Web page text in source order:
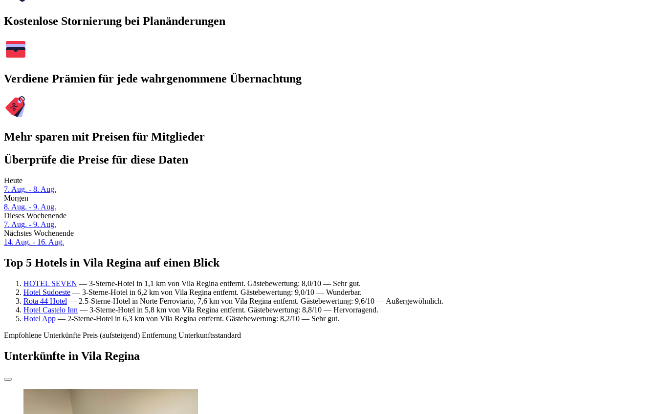
Kostenlose Stornierung bei Planänderungen
Verdiene Prämien für jede wahrgenommene Übernachtung
Mehr sparen mit Preisen für Mitglieder
Überprüfe die Preise für diese Daten
Heute
7. Aug. - 8. Aug.
Morgen
8. Aug. - 9. Aug.
Dieses Wochenende
7. Aug. - 9. Aug.
Nächstes Wochenende
14. Aug. - 16. Aug.
Top 5 Hotels in Vila Regina auf einen Blick
HOTEL SEVEN — 3-Sterne-Hotel in 1,1 km von Vila Regina entfernt. Gästebewertung: 8,0/10 — Sehr gut.
Hotel Sudoeste — 3-Sterne-Hotel in 6,2 km von Vila Regina entfernt. Gästebewertung: 9,0/10 — Wunderbar.
Rota 44 Hotel — 2.5-Sterne-Hotel in Norte Ferroviario, 7,6 km von Vila Regina entfernt. Gästebewertung: 9,6/10 — Außergewöhnlich.
Hotel Castelo Inn — 3-Sterne-Hotel in 5,8 km von Vila Regina entfernt. Gästebewertung: 8,8/10 — Hervorragend.
Hotel App — 2-Sterne-Hotel in 6,3 km von Vila Regina entfernt. Gästebewertung: 8,2/10 — Sehr gut.
Empfohlene Unterkünfte Preis (aufsteigend) Entfernung Unterkunftsstandard
Unterkünfte in Vila Regina